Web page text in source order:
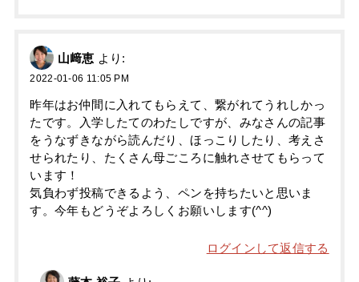
山﨑恵 より:
2022-01-06 11:05 PM
昨年はお仲間に入れてもらえて、繋がれてうれしかっ
たです。入学したてのわたしですが、みなさんの記事
をうなずきながら読んだり、ほっこりしたり、考えさ
せられたり、たくさん母ごころに触れさせてもらって
います！
気負わず投稿できるよう、ペンを持ちたいと思いま
す。今年もどうぞよろしくお願いします(^^)
ログインして返信する